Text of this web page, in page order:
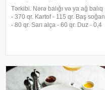
Tərkibi. Nərə balığı və ya ağ balıq
- 370 qr. Kartof - 115 qr. Baş soğan
- 80 qr. Sarı alça - 60 qr. Duz - 0,4